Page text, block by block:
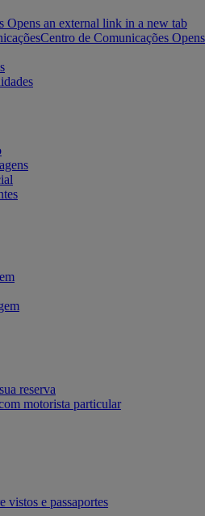
Opens an external link in a new tab
Centro de Comunicações
reserva
motorista particular
vistos e passaportes